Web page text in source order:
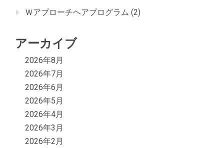
Ｗアプローチヘアプログラム (2)
アーカイブ
2026年8月
2026年7月
2026年6月
2026年5月
2026年4月
2026年3月
2026年2月